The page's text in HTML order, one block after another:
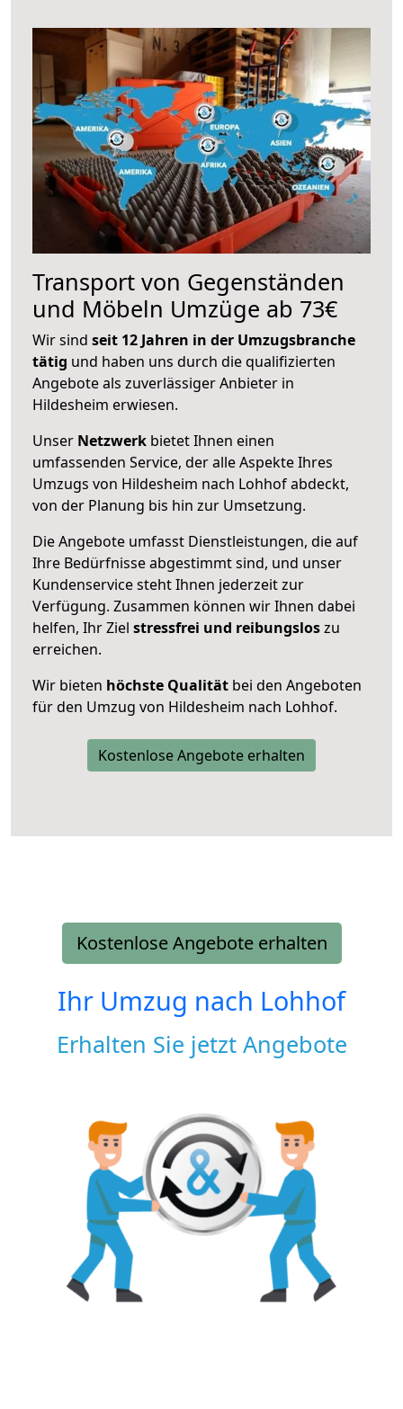
Transport von Gegenständen
und Möbeln Umzüge ab 73€
Wir sind seit 12 Jahren in der Umzugsbranche
tätig und haben uns durch die qualifizierten
Angebote als zuverlässiger Anbieter in
Hildesheim erwiesen.
Unser Netzwerk bietet Ihnen einen
umfassenden Service, der alle Aspekte Ihres
Umzugs von Hildesheim nach Lohhof abdeckt,
von der Planung bis hin zur Umsetzung.
Die Angebote umfasst Dienstleistungen, die auf
Ihre Bedürfnisse abgestimmt sind, und unser
Kundenservice steht Ihnen jederzeit zur
Verfügung. Zusammen können wir Ihnen dabei
helfen, Ihr Ziel stressfrei und reibungsloszu
erreichen.
Wir bieten höchste Qualität bei den Angeboten
für den Umzug von Hildesheim nach Lohhof.
Kostenlose Angebote erhalten
Kostenlose Angebote erhalten
Ihr Umzug nach Lohhof
Erhalten Sie jetzt Angebote